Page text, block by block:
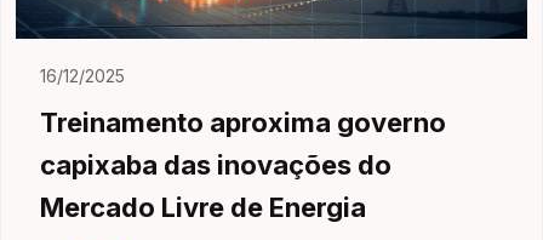
16/12/2025
Treinamento aproxima governo
capixaba das inovações do
Mercado Livre de Energia